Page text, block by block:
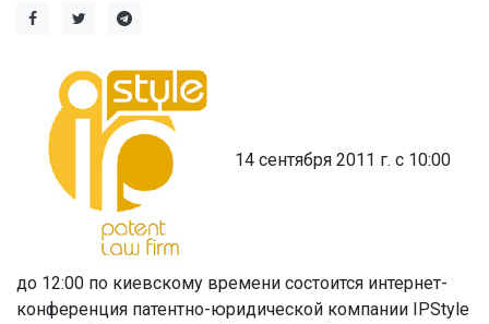
14 сентября 2011 г. с 10:00
до 12:00 по киевскому времени состоится интернет-
конференция патентно-юридической компании IPStyle